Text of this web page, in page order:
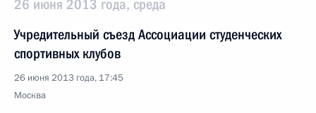
26 июня 2013 года, среда
Учредительный съезд Ассоциации студенческих
спортивных клубов
26 июня 2013 года, 17:45
Москва